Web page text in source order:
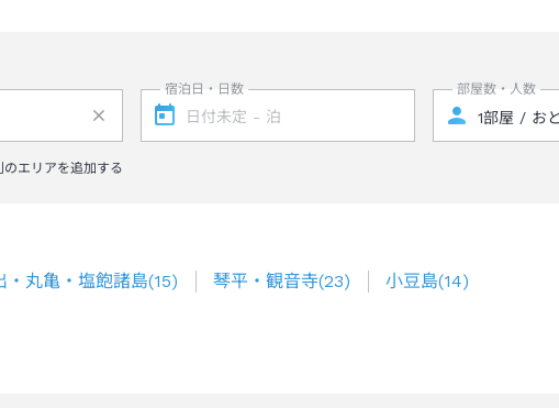
のエリアを追加する
宿泊日・日数 部屋数・人数
・丸亀・塩飽諸島(15) 琴平・観音寺(23) 小豆島(14)